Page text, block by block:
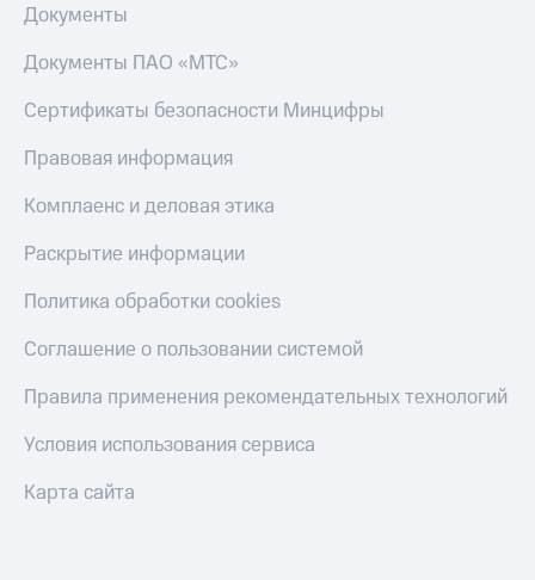
Документы
Документы ПАО «МТС»
Сертификаты безопасности Минцифры
Правовая информация
Комплаенс и деловая этика
Раскрытие информации
Политика обработки cookies
Соглашение о пользовании системой
Правила применения рекомендательных технологий
Условия использования сервиса
Карта сайта